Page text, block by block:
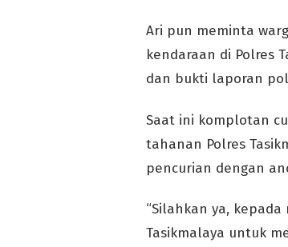
Ari pun meminta
kendaraan di Polres
dan bukti laporan
Saat ini komplotan
tahanan Polres
pencurian dengan
“Silahkan ya,
Tasikmalaya untuk